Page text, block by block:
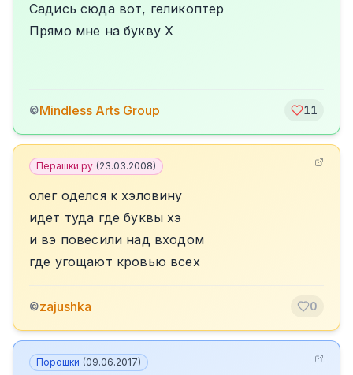
Садись сюда вот, геликоптер
Прямо мне на букву Х
©Mindless Arts Group 11
Перашки.ру (23.03.2008)
олег оделся к хэловину
идет туда где буквы хэ
и вэ повесили над входом
где угощают кровью всех
©zajushka 0
Порошки (09.06.2017)